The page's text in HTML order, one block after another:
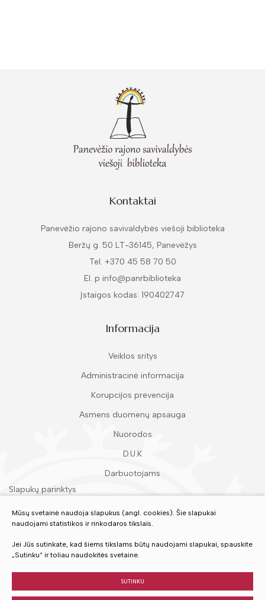
Kontaktai
Panevėžio rajono savivaldybės viešoji biblioteka
Beržų g. 50 LT-36145, Panevėžys
Tel. +370 45 58 70 50
El. p info@panrbiblioteka
Įstaigos kodas: 190402747
Informacija
Veiklos sritys
Administracinė informacija
Korupcijos prevencija
Asmens duomenų apsauga
Nuorodos
D.U.K
Darbuotojams
Slapukų parinktys
Įvertinkite mūsų paslaugas
Mūsų svetainė naudoja slapukus (angl. cookies). Šie slapukai
naudojami statistikos ir rinkodaros tikslais.
Jei Jūs sutinkate, kad šiems tikslams būtų naudojami slapukai, spauskite
„Sutinku“ ir toliau naudokitės svetaine.
SUTINKU